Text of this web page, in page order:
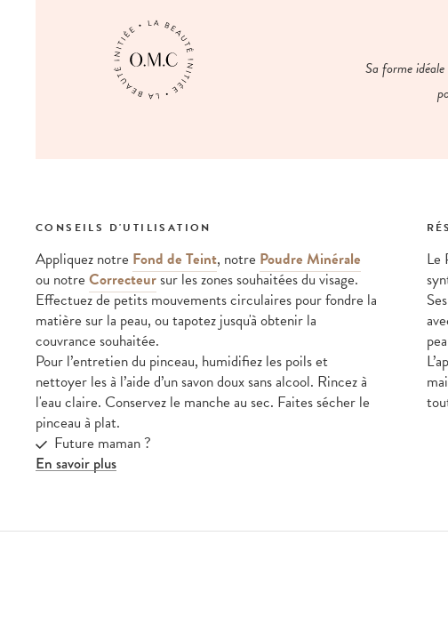
Sa forme
CONSEILS D'UTILISATION
Appliquez notre Fond de Teint, notre Poudre Minérale
ou notre Correcteursur les zones souhaitées du visage.
Effectuez de petits mouvements circulaires pour fondre la
matière sur la peau, ou tapotez jusqu'à obtenir la
couvrance souhaitée.
Pour l’entretien du pinceau, humidifiez les poils et
nettoyer les à l’aide d’un savon doux sans alcool. Rincez à
l'eau claire. Conservez le manche au sec. Faites sécher le
pinceau à plat.
Future maman ?
En savoir plus
Le